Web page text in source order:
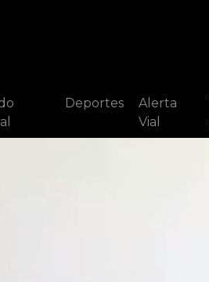
Deportes
Alerta
Vial